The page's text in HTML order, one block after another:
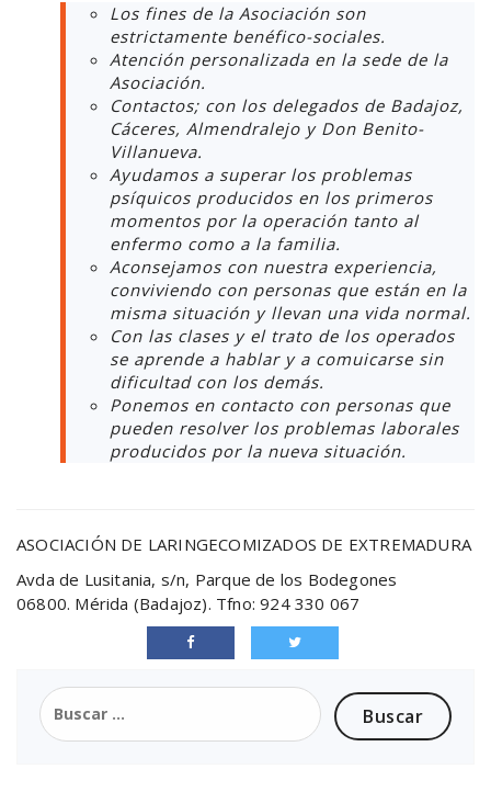
Los fines de la Asociación son
estrictamente benéfico-sociales.
Atención personalizada en la sede de la
Asociación.
Contactos; con los delegados de Badajoz,
Cáceres, Almendralejo y Don Benito-
Villanueva.
Ayudamos a superar los problemas
psíquicos producidos en los primeros
momentos por la operación tanto al
enfermo como a la familia.
Aconsejamos con nuestra experiencia,
conviviendo con personas que están en la
misma situación y llevan una vida normal.
Con las clases y el trato de los operados
se aprende a hablar y a comuicarse sin
dificultad con los demás.
Ponemos en contacto con personas que
pueden resolver los problemas laborales
producidos por la nueva situación.
ASOCIACIÓN DE LARINGECOMIZADOS DE EXTREMADURA
Avda de Lusitania, s/n, Parque de los Bodegones
06800. Mérida (Badajoz). Tfno: 924 330 067